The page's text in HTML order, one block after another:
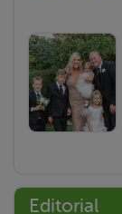
Editorial